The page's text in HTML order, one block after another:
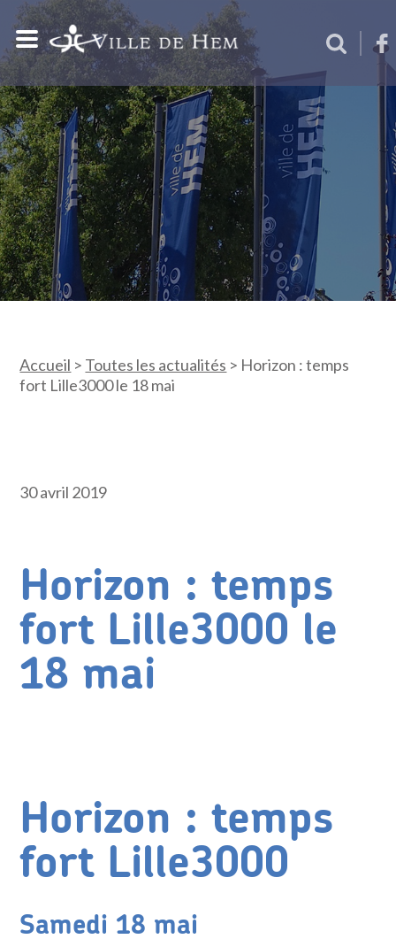
Accueil > Toutes les actualités > Horizon : temps
fort Lille3000 le 18 mai
30 avril 2019
Horizon : temps
fort Lille3000 le
18 mai
Horizon : temps
fort Lille3000
Samedi 18 mai